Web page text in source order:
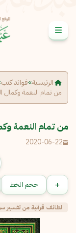
الرئيسية»فوائد كتب
من تمام النعمة وكمال
من تمام النعمة
2020-06-22
الرسالة
إرسال
+ حجم الخط
لطائف قرآنية من تفسير